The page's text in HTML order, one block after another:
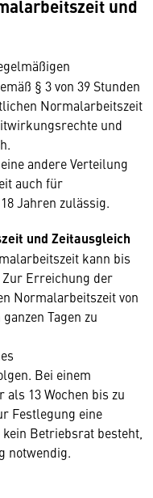
und
§ 3 von 39 Stunden
Normalarbeitszeit
und
andere Verteilung
auch für
Jahren zulässig.
und Zeitausgleich
kann bis
Zur Erreichung der
Normalarbeitszeit von
Tagen zu
Bei einem
13 Wochen bis zu
Festlegung eine
Betriebsrat besteht,
notwendig.